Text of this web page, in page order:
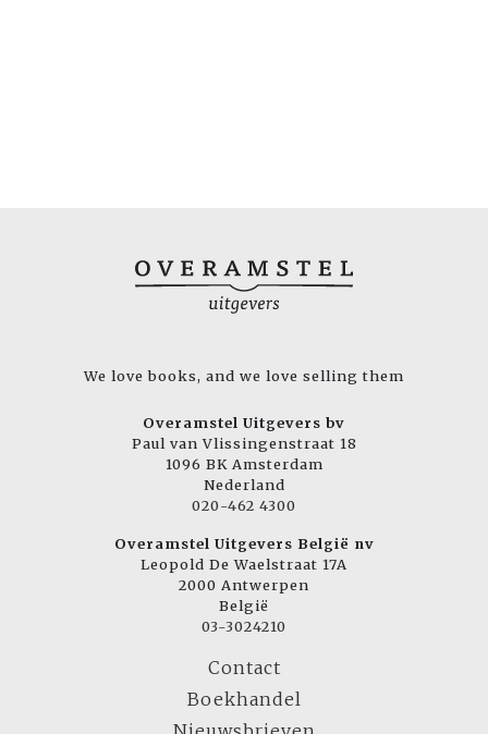
We love books, and we love selling them
Overamstel Uitgevers bv
Paul van Vlissingenstraat 18
1096 BK Amsterdam
Nederland
020-462 4300
Overamstel Uitgevers België nv
Leopold De Waelstraat 17A
2000 Antwerpen
België
03-3024210
Contact
Boekhandel